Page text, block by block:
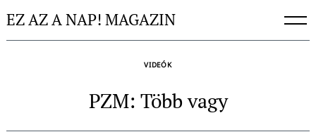
toEZ AZ A NAP! MAGAZIN
VIDEÓK
PZM: Több vagy